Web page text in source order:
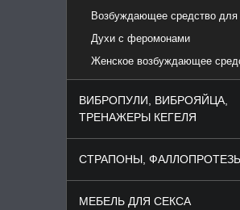
Возбуждающее средство
Духи с феромонами
Женское возбуждающее
ВИБРОПУЛИ, ВИБРОЯЙЦА,
ТРЕНАЖЕРЫ КЕГЕЛЯ
СТРАПОНЫ,
МЕБЕЛЬ ДЛЯ СЕКСА